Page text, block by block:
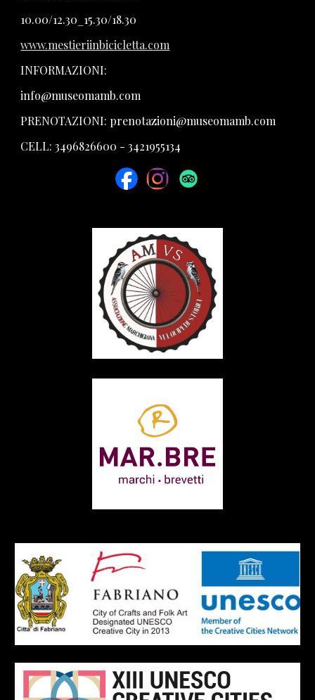
10.00/12.30_15.30/18.30
www.mestieriinbicicletta.com
INFORMAZIONI:
info@museomamb.com
PRENOTAZIONI: prenotazioni@museomamb.com
CELL: 3496826600 - 3421955134